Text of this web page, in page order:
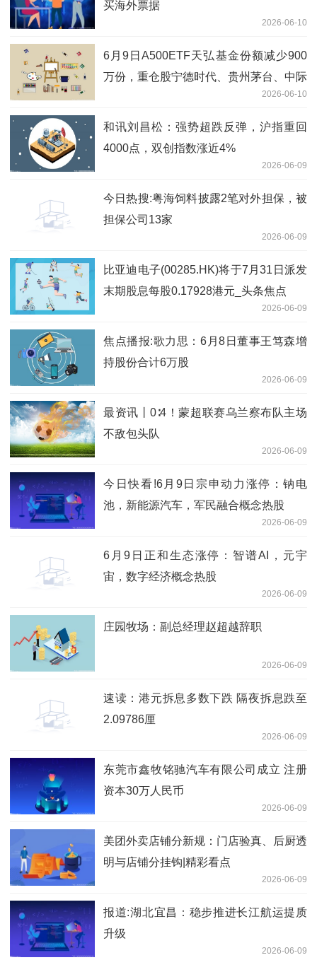
买海外票据
2026-06-10
6月9日A500ETF天弘基金份额减少900
万份，重仓股宁德时代、贵州茅台、中际
2026-06-10
和讯刘昌松：强势超跌反弹，沪指重回
4000点，双创指数涨近4%
2026-06-09
今日热搜:粤海饲料披露2笔对外担保，被
担保公司13家
2026-06-09
比亚迪电子(00285.HK)将于7月31日派发
末期股息每股0.17928港元_头条焦点
2026-06-09
焦点播报:歌力思：6月8日董事王笃森增
持股份合计6万股
2026-06-09
最资讯丨0∶4！蒙超联赛乌兰察布队主场
不敌包头队
2026-06-09
今日快看!6月9日宗申动力涨停：钠电
池，新能源汽车，军民融合概念热股
2026-06-09
6月9日正和生态涨停：智谱AI，元宇
宙，数字经济概念热股
2026-06-09
庄园牧场：副总经理赵超越辞职
2026-06-09
速读：港元拆息多数下跌 隔夜拆息跌至
2.09786厘
2026-06-09
东莞市鑫牧铭驰汽车有限公司成立 注册
资本30万人民币
2026-06-09
美团外卖店铺分新规：门店验真、后厨透
明与店铺分挂钩|精彩看点
2026-06-09
报道:湖北宜昌：稳步推进长江航运提质
升级
2026-06-09